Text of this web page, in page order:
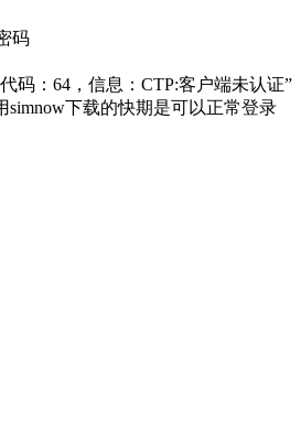
码
码：64，信息：CTP:客户端未认证”
simnow下载的快期是可以正常登录